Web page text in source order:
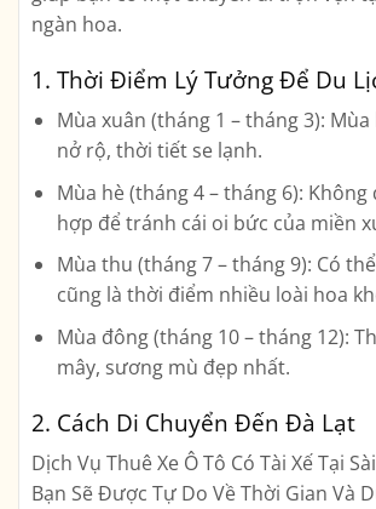
ngàn hoa.
1. Thời Điểm Lý Tưởng Để Du
Mùa xuân (tháng 1 – tháng 3): Mùa
nở rộ, thời tiết se lạnh.
Mùa hè (tháng 4 – tháng 6): Không
hợp để tránh cái oi bức của miền
Mùa thu (tháng 7 – tháng 9): Có
cũng là thời điểm nhiều loài hoa
Mùa đông (tháng 10 – tháng 12):
mây, sương mù đẹp nhất.
2. Cách Di Chuyển Đến Đà Lạt
Dịch Vụ Thuê Xe Ô Tô Có Tài Xế Tại
Bạn Sẽ Được Tự Do Về Thời Gian Và